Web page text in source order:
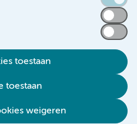
toestaan
toestaan
weigeren